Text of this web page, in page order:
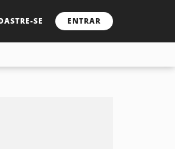
SE ENTRAR